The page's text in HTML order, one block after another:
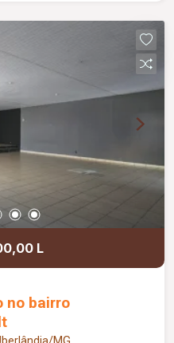
O apartamento
02 vagas de
L
no bairro